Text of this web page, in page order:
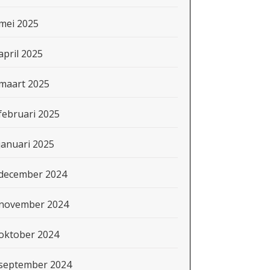
2025
2025
2025
2025
2025
2024
2024
2024
2024